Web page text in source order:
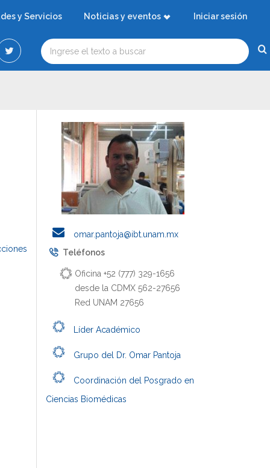
y Servicios Noticias y eventos Iniciar sesión
omar.pantoja@ibt.unam.mx
Teléfonos
Oficina +52 (777) 329-1656
desde la CDMX 562-27656
Red UNAM 27656
Líder Académico
Grupo del Dr. Omar Pantoja
Coordinación del Posgrado en
Ciencias Biomédicas